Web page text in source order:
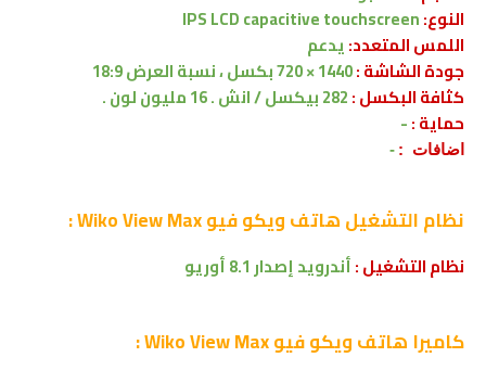
النوع:IPS LCD capacitive touchscreen
اللمس المتعدد:يدعم
جودة الشاشة :1440 × 720 بكسل
، نسبة العرض 18:9
كثافة البكسل :282 بيكسل / انش . 16 مليون لون .
حماية :-
اضافات : -
نظام التشغيلهاتف ويكو فيو Wiko View Max :
نظام التشغيل :أندرويدإصدار 8.1 أوريو
كاميرا هاتف ويكو فيو Wiko View Max :